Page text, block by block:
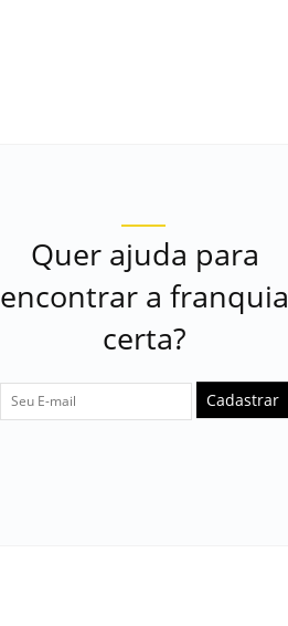
Quer ajuda para
encontrar a franquia
certa?
Cadastrar